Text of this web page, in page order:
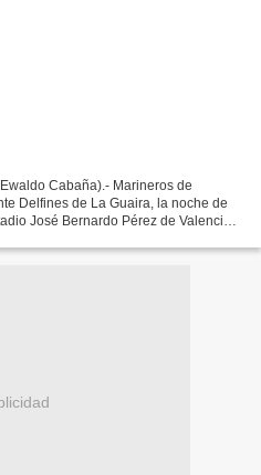
Cabaña).- Marineros de
Delfines de La Guaira, la noche de
José Bernardo Pérez de Valencia.